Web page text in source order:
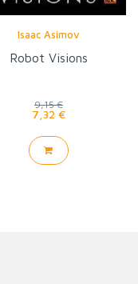
Isaac Asimov
Robot Visions
9,15 €
7,32 €